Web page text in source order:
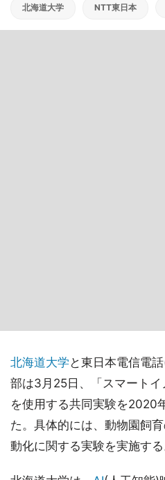
北海道大学 NTT東日本
北海道大学 と東日本電信電
部は3月25日、「スマートイ
を使用する共同実験を2020
た。具体的には、動物園飼
動化に関する実験を実施する